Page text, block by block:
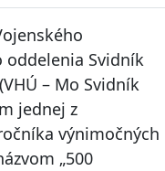
oddelenia Svidník
– Mo Svidník
jednej z
výnimočných
„500